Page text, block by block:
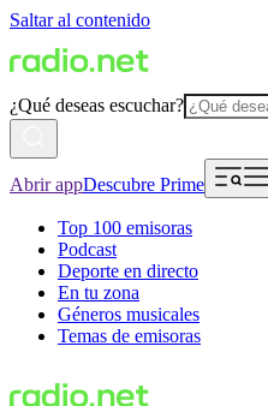
Saltar al contenido
¿Qué deseas escuchar?
Abrir appDescubre Prime
Top 100 emisoras
Podcast
Deporte en directo
En tu zona
Géneros musicales
Temas de emisoras